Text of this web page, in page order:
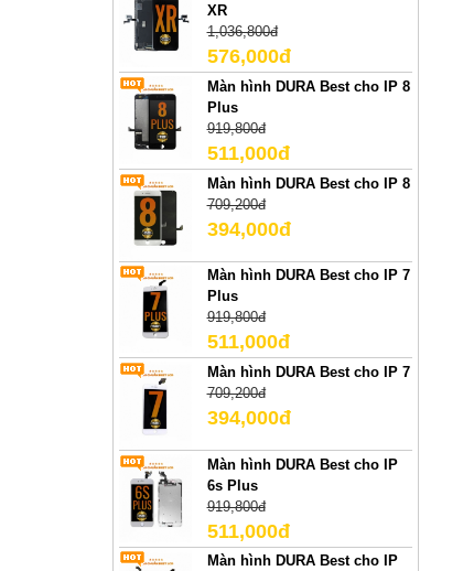
XR
1,036,800đ
576,000đ
Màn hình DURA Best cho IP 8
Plus
919,800đ
511,000đ
Màn hình DURA Best cho IP 8
709,200đ
394,000đ
Màn hình DURA Best cho IP 7
Plus
919,800đ
511,000đ
Màn hình DURA Best cho IP 7
709,200đ
394,000đ
Màn hình DURA Best cho IP
6s Plus
919,800đ
511,000đ
Màn hình DURA Best cho IP